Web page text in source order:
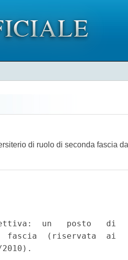
di ruolo di seconda fascia